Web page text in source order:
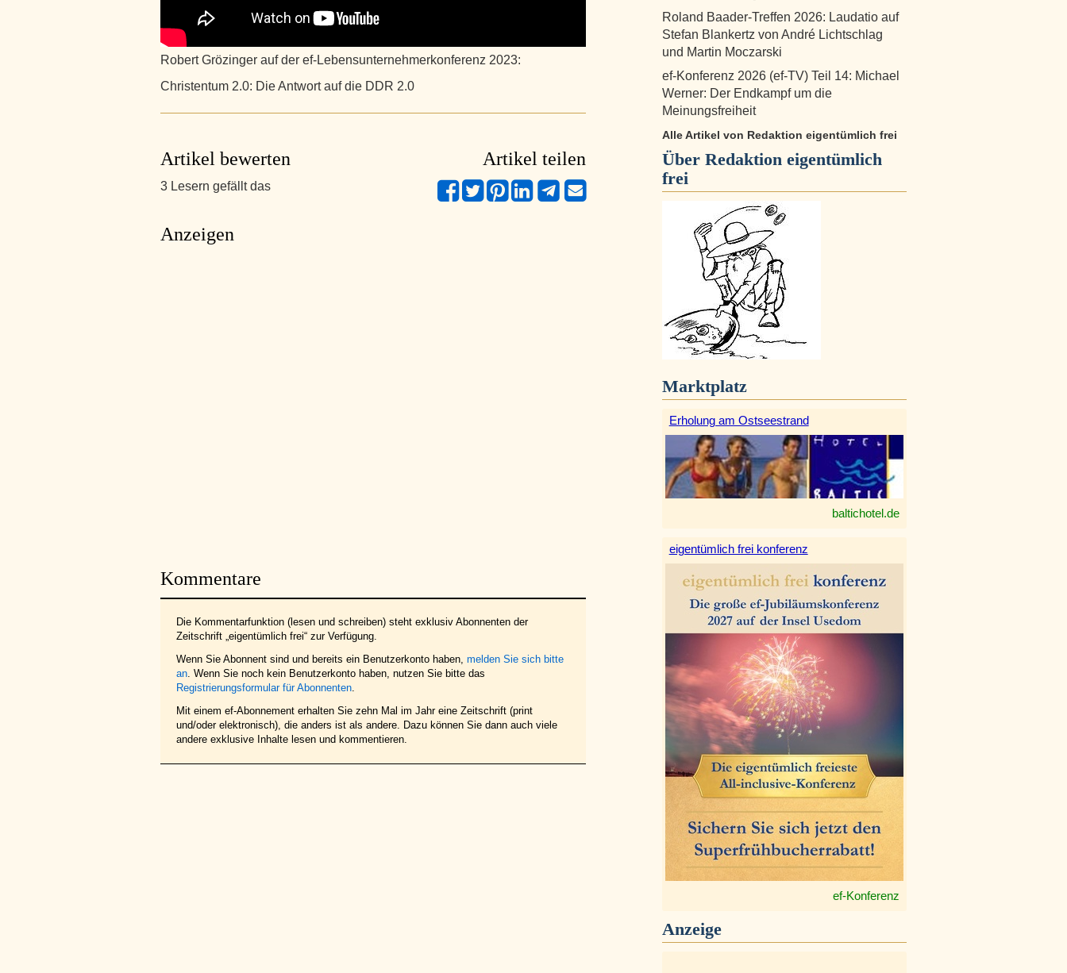
Robert Grözinger auf der ef-Lebensunternehmerkonferenz 2023:
Christentum 2.0: Die Antwort auf die DDR 2.0
Artikel bewerten
3 Lesern gefällt das
Artikel teilen
Anzeigen
Kommentare
Die Kommentarfunktion (lesen und schreiben) steht exklusiv Abonnenten der
Zeitschrift „eigentümlich frei“ zur Verfügung.
Wenn Sie Abonnent sind und bereits ein Benutzerkonto haben, melden Sie sich bitte
an. Wenn Sie noch kein Benutzerkonto haben, nutzen Sie bitte das
Registrierungsformular für Abonnenten.
Mit einem ef-Abonnement erhalten Sie zehn Mal im Jahr eine Zeitschrift (print
und/oder elektronisch), die anders ist als andere. Dazu können Sie dann auch viele
andere exklusive Inhalte lesen und kommentieren.
Roland Baader-Treffen 2026: Laudatio auf
Stefan Blankertz von André Lichtschlag
und Martin Moczarski
ef-Konferenz 2026 (ef-TV) Teil 14: Michael
Werner: Der Endkampf um die
Meinungsfreiheit
Alle Artikel von Redaktion eigentümlich frei
Über Redaktion eigentümlich
frei
Marktplatz
Erholung am Ostseestrand
baltichotel.de
eigentümlich frei konferenz
ef-Konferenz
Anzeige